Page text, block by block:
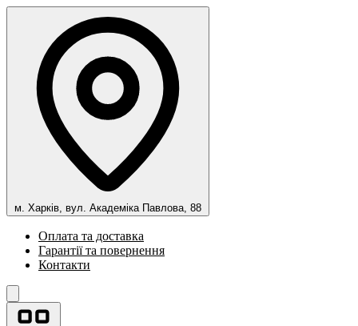
м. Харків, вул. Академіка Павлова, 88
Оплата та доставка
Гарантії та повернення
Контакти